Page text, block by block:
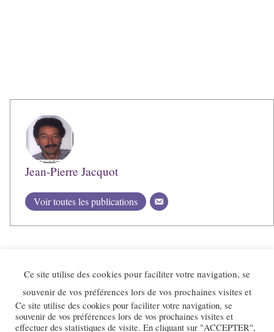
Jean-Pierre Jacquot
Voir toutes les publications
Ce site utilise des cookies pour faciliter votre navigation, se
souvenir de vos préférences lors de vos prochaines visites et
Ce site utilise des cookies pour faciliter votre navigation, se
souvenir de vos préférences lors de vos prochaines visites et
effectuer des statistiques de visite. En cliquant sur "ACCEPTER",